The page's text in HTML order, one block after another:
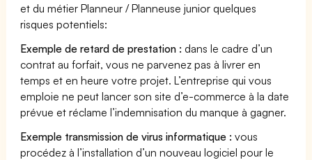
et du métier Planneur / Planneuse junior quelques
risques potentiels:
Exemple de retard de prestation : dans le cadre d’un
contrat au forfait, vous ne parvenez pas à livrer en
temps et en heure votre projet. L’entreprise qui vous
emploie ne peut lancer son site d’e-commerce à la date
prévue et réclame l’indemnisation du manque à gagner.
Exemple transmission de virus informatique : vous
procédez à l’installation d’un nouveau logiciel pour le